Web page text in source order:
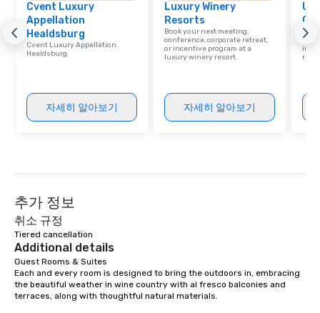
Cvent Luxury
Appellation
Healdsburg
Cvent Luxury Appellation
Healdsburg
자세히 알아보기
Luxury Winery
Resorts
Book your next meeting,
conference, corporate retreat,
or incentive program at a
luxury winery resort.
자세히 알아보기
Find
추가 정보
취소 규정
Tiered cancellation
Additional details
Guest Rooms & Suites
Each and every room is designed to bring the outdoors in, embracing
the beautiful weather in wine country with al fresco balconies and
terraces, along with thoughtful natural materials.